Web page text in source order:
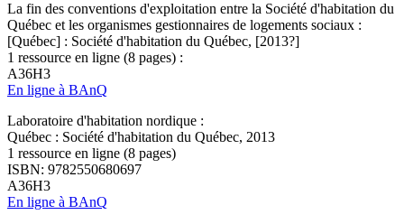
La fin des conventions d'exploitation entre la Société d'habitation du
Québec et les organismes gestionnaires de logements sociaux :
[Québec] : Société d'habitation du Québec, [2013?]
1 ressource en ligne (8 pages) :
A36H3
En ligne à BAnQ
Laboratoire d'habitation nordique :
Québec : Société d'habitation du Québec, 2013
1 ressource en ligne (8 pages)
ISBN: 9782550680697
A36H3
En ligne à BAnQ